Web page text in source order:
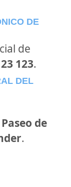
DE
de
123.
DEL
Paseo de
.